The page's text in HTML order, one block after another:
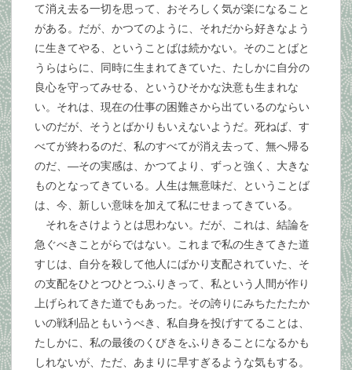
て消え去る一切を思って、おそろしく気が楽になること
がある。だが、かつてのように、それだから好きなよう
に生きてやる、ということばは続かない。そのことばと
うらはらに、同時に生まれてきていた、たしかに自分の
良心を守ってみせる、というひそかな決意も生まれな
い。それは、現在の仕事の困難さから出ているのならい
いのだが、そうとばかりもいえないようだ。死ねば、す
べてが終わるのだ、私のすべてが消え去って、無へ帰る
のだ、―その実感は、かつてより、ずっと強く、大きな
ものとなってきている。人生は無意味だ、ということば
は、今、新しい意味を加えて私にせまってきている。
それをさけようとは思わない。だが、これは、結論を
急ぐべきことがらではない。これまで私の生きてきた道
すじは、自分を殺して他人にばかり支配されていた、そ
の支配をひとつひとつふりきって、私という人間が作り
上げられてきた道でもあった。その誇りにみちたたたか
いの戦利品ともいうべき、私自身を投げすてることは、
たしかに、私の最後のくびきをふりきることになるかも
しれないが、ただ、あまりに早すぎるような気もする。